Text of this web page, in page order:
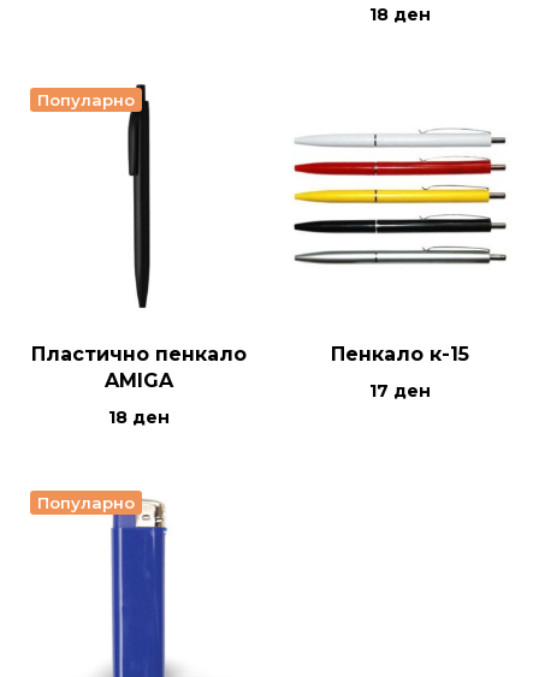
18 ден
Популарно
Пластично пенкало
AMIGA
18 ден
Пенкало к-15
17 ден
Популарно